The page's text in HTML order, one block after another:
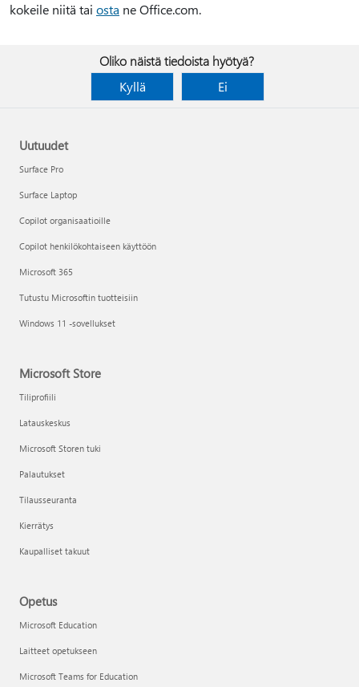
kokeile niitä tai osta ne Office.com.
Oliko näistä tiedoista hyötyä?
Kyllä
Ei
Uutuudet
Surface Pro
Surface Laptop
Copilot organisaatioille
Copilot henkilökohtaiseen käyttöön
Microsoft 365
Tutustu Microsoftin tuotteisiin
Windows 11 -sovellukset
Microsoft Store
Tiliprofiili
Latauskeskus
Microsoft Storen tuki
Palautukset
Tilausseuranta
Kierrätys
Kaupalliset takuut
Opetus
Microsoft Education
Laitteet opetukseen
Microsoft Teams for Education